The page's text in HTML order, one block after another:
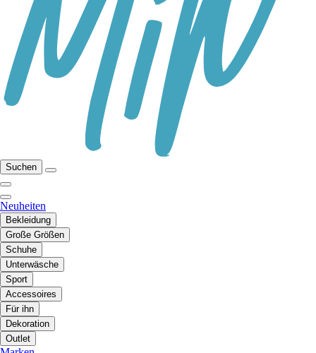
Suchen
Neuheiten
Bekleidung
Große Größen
Schuhe
Unterwäsche
Sport
Accessoires
Für ihn
Dekoration
Outlet